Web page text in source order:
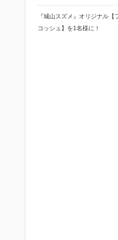
『城山スズメ』オリジナル
コッシュ】を1名様に！